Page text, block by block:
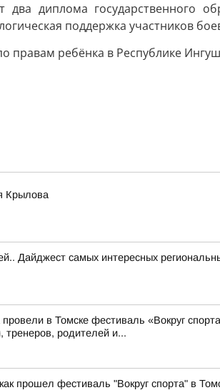
диплома государственного
поддержка участников
правам ребёнка в Республике
Крылова
Дайджест самых интересных
в Томске фестиваль «Вокруг
тренеров, родителей и...
прошел фестиваль "Вокруг спорта" в